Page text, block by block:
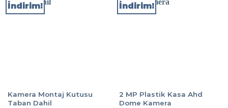
İndirim!
Kamera Montaj Kutusu
Taban Dahil
İndirim!
2 MP Plastik Kasa Ahd
Dome Kamera